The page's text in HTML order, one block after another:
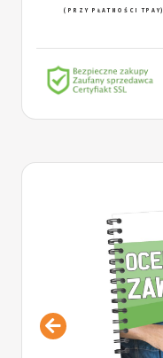
(PRZY PŁATNOŚCI TPAY)